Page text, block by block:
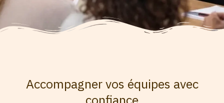
Accompagner vos équipes avec